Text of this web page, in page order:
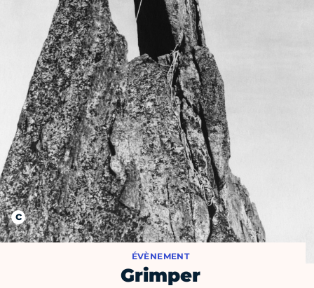
ÉVÈNEMENT
Grimper